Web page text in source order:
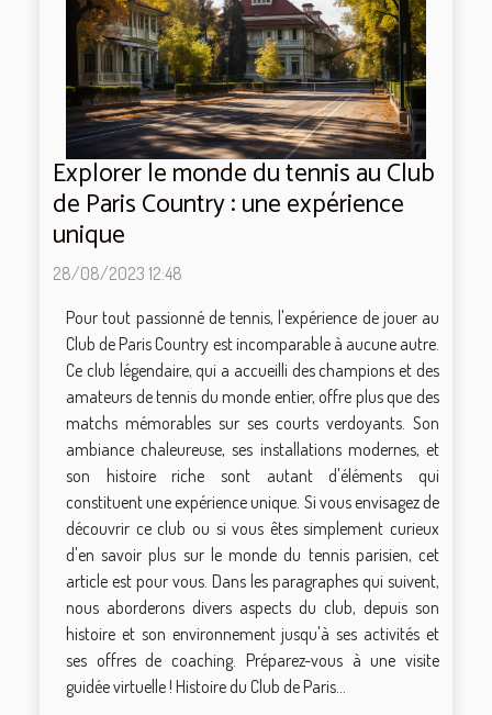
Explorer le monde du tennis au Club
de Paris Country : une expérience
unique
28/08/2023 12:48
Pour tout passionné de tennis, l'expérience de jouer au
Club de Paris Country est incomparable à aucune autre.
Ce club légendaire, qui a accueilli des champions et des
amateurs de tennis du monde entier, offre plus que des
matchs mémorables sur ses courts verdoyants. Son
ambiance chaleureuse, ses installations modernes, et
son histoire riche sont autant d'éléments qui
constituent une expérience unique. Si vous envisagez de
découvrir ce club ou si vous êtes simplement curieux
d'en savoir plus sur le monde du tennis parisien, cet
article est pour vous. Dans les paragraphes qui suivent,
nous aborderons divers aspects du club, depuis son
histoire et son environnement jusqu'à ses activités et
ses offres de coaching. Préparez-vous à une visite
guidée virtuelle ! Histoire du Club de Paris...